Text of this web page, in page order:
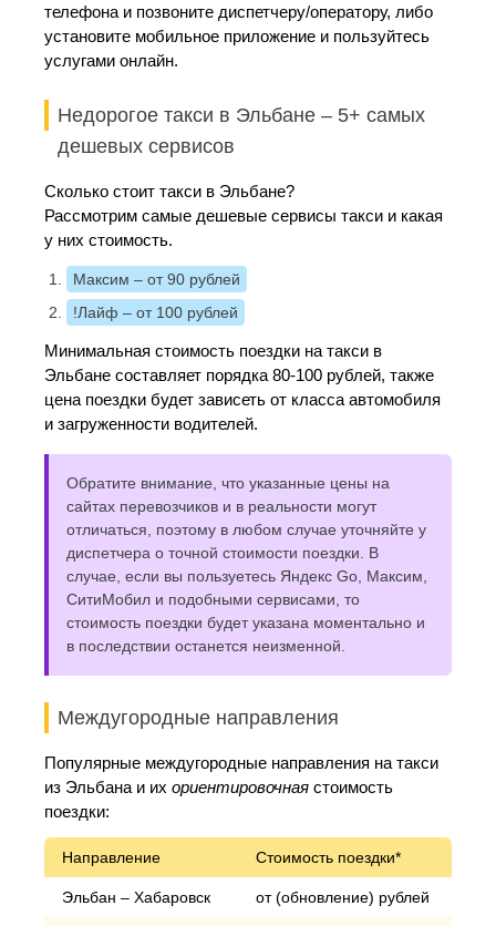
телефона и позвоните диспетчеру/оператору, либо
установите мобильное приложение и пользуйтесь
услугами онлайн.
Недорогое такси в Эльбане – 5+ самых
дешевых сервисов
Сколько стоит такси в Эльбане?
Рассмотрим самые дешевые сервисы такси и какая
у них стоимость.
Максим – от 90 рублей
!Лайф – от 100 рублей
Минимальная стоимость поездки на такси в
Эльбане составляет порядка 80-100 рублей, также
цена поездки будет зависеть от класса автомобиля
и загруженности водителей.
Обратите внимание, что указанные цены на
сайтах перевозчиков и в реальности могут
отличаться, поэтому в любом случае уточняйте у
диспетчера о точной стоимости поездки. В
случае, если вы пользуетесь Яндекс Go, Максим,
СитиМобил и подобными сервисами, то
стоимость поездки будет указана моментально и
в последствии останется неизменной.
Междугородные направления
Популярные междугородные направления на такси
из Эльбана и их ориентировочная стоимость
поездки:
Направление Стоимость поездки*
Эльбан – Хабаровск от (обновление) рублей